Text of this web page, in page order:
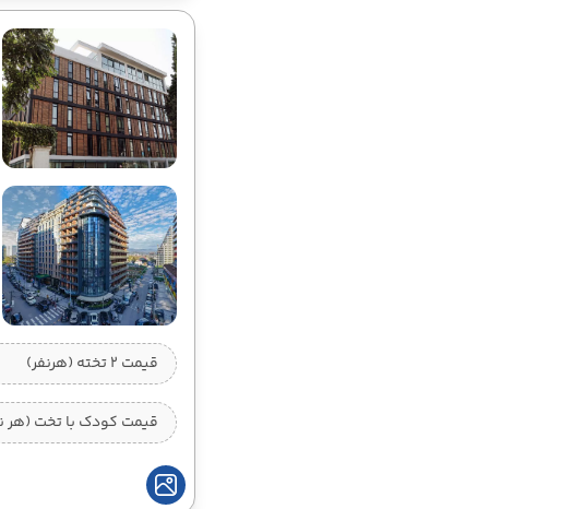
قیمت 2 تخته (هرنفر)
قیمت کودک با تخت (هر